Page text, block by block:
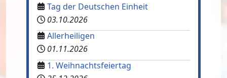
Tag der Deutschen Einheit
03.10.2026
Allerheiligen
01.11.2026
1. Weihnachtsfeiertag